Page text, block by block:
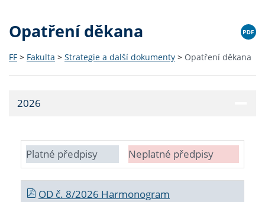
Opatření děkana
FF > Fakulta > Strategie a další dokumenty > Opatření děkana
2026
Platné předpisy Neplatné předpisy
OD č. 8/2026 Harmonogram